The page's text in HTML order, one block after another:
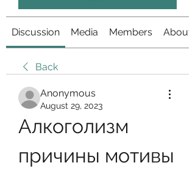
Discussion Media Members About
Back
Anonymous
August 29, 2023
Алкоголизм
причины мотивы